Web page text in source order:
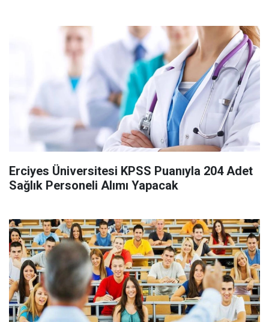
Erciyes Üniversitesi KPSS Puanıyla 204 Adet
Sağlık Personeli Alımı Yapacak